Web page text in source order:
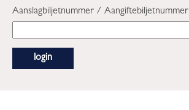
Aanslagbiljetnummer / Aangiftebiljetnummer